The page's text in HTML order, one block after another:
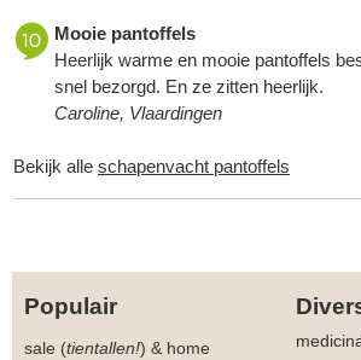
Mooie pantoffels
Heerlijk warme en mooie pantoffels
snel bezorgd. En ze zitten heerlijk.
Caroline, Vlaardingen
Bekijk alle schapenvacht pantoffels
Populair
sale (tientallen!) & home